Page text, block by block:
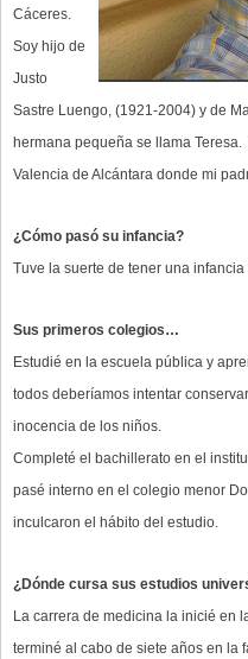
Cáceres.
Soy hijo de
Justo
Sastre Luengo, (1921-2004) y de
hermana pequeña se llama
Valencia de Alcántara donde mi
¿Cómo pasó su infancia?
Tuve la suerte de tener una infancia
Sus primeros colegios…
Estudié en la escuela pública y
todos deberíamos intentar
inocencia de los niños.
Completé el bachillerato en el
pasé interno en el colegio menor
inculcaron el hábito del estudio.
¿Dónde cursa sus estudios
La carrera de medicina la inicié en
terminé al cabo de siete años en la